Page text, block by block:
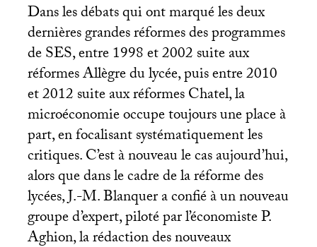
Dans les débats qui ont marqué les deux
dernières grandes réformes des programmes
deSES, entre 1998 et 2002 suite aux
réformes Allègre du lycée, puis entre 2010
et 2012 suite aux réformes Chatel, la
microéconomie occupe toujours une place à
part, en focalisant systématiquement les
critiques. C’est à nouveau le cas aujourd’hui,
alors que dans le cadre de la réforme des
lycées, J.-M. Blanquer a confié à un nouveau
groupe d’expert, piloté par l’économiste P.
Aghion, la rédaction des nouveaux